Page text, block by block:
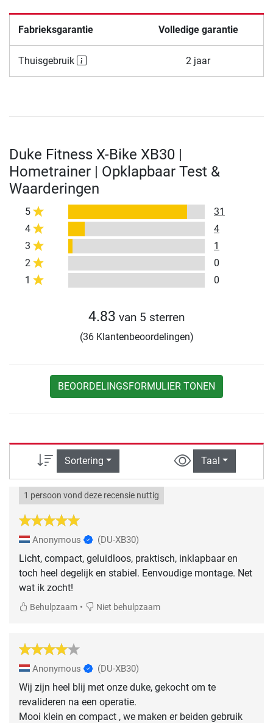
Fabrieksgarantie Volledige garantie
Thuisgebruik 2 jaar
Duke Fitness X-Bike XB30 |
Hometrainer | Opklapbaar Test &
Waarderingen
5
31
4
4
3
1
2
0
1
0
4.83 van 5 sterren
(36 Klantenbeoordelingen)
BEOORDELINGSFORMULIER TONEN
Sortering Taal
1 persoon vond deze recensie nuttig
Anonymous (DU-XB30)
Licht, compact, geluidloos, praktisch, inklapbaar en
toch heel degelijk en stabiel. Eenvoudige montage. Net
wat ik zocht!
Behulpzaam • Niet behulpzaam
Anonymous (DU-XB30)
Wij zijn heel blij met onze duke, gekocht om te
revalideren na een operatie.
Mooi klein en compact , we maken er beiden gebruik